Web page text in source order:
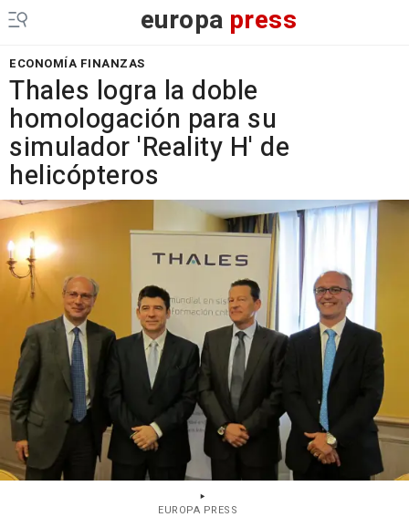
europa press
ECONOMÍA FINANZAS
Thales logra la doble
homologación para su
simulador 'Reality H' de
helicópteros
EUROPA PRESS